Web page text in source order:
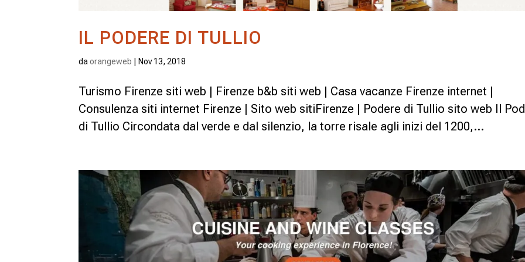
IL PODERE DI TULLIO
daorangeweb Nov 13, 2018
Turismo Firenze siti web | Firenze b&b siti web | Casa vacanze Firenze internet |
Consulenza siti internet Firenze | Sito web sitiFirenze | Podere di Tullio sito web Il
di Tullio Circondata dal verde e dal silenzio, la torre risale agli inizi del 1200,...